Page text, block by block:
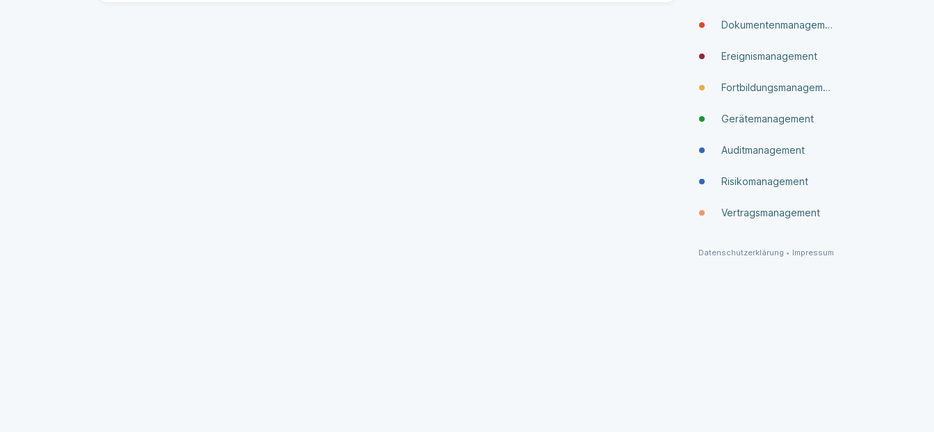
Dokumenten­manage­ment
Ereignismanagement
Fortbildungsmanagement
Gerätemanagement
Auditmanagement
Risikomanagement
Vertragsmanagement
Datenschutzerklärung • Impressum